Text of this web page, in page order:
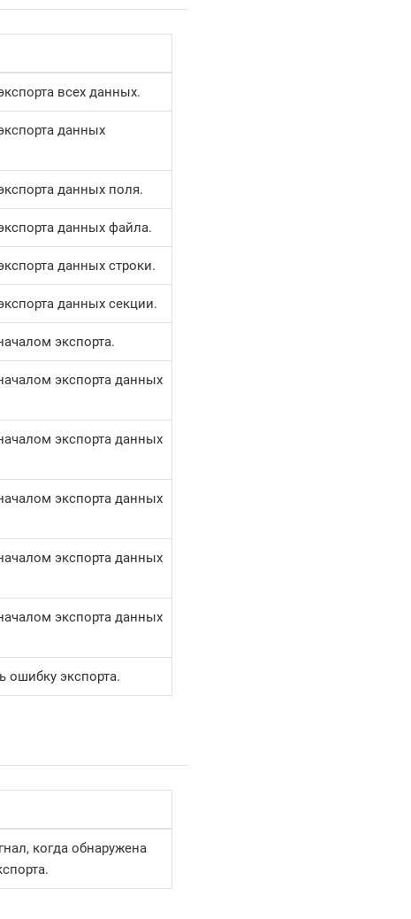
всех данных.
данных
данных поля.
данных файла.
данных строки.
данных секции.
экспорта.
экспорта данных
экспорта данных
экспорта данных
экспорта данных
экспорта данных
ошибку экспорта.
когда обнаружена